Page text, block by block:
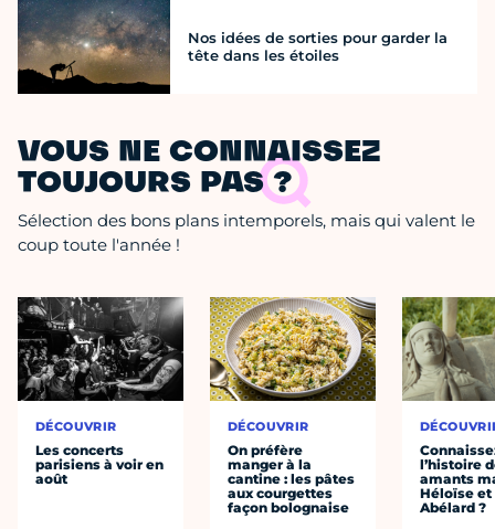
Nos idées de sorties pour garder la
tête dans les étoiles
VOUS NE CONNAISSEZ
TOUJOURS PAS ?
Sélection des bons plans intemporels, mais qui valent le
coup toute l'année !
DÉCOUVRIR
Les concerts
parisiens à voir en
août
DÉCOUVRIR
On préfère
manger à la
cantine : les pâtes
aux courgettes
façon bolognaise
l’histoire
amants
Héloïse et
Abélard ?